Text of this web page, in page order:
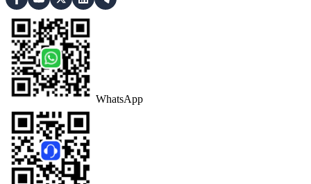
WhatsApp